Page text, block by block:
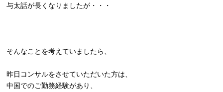
与太話が長くなりましたが・・・
そんなことを考えていましたら、
昨日コンサルをさせていただいた方は、
中国でのご勤務経験があり、